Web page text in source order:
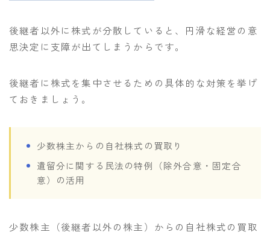
後継者以外に株式が分散していると、円滑な経営の意
思決定に支障が出てしまうからです。
後継者に株式を集中させるための具体的な対策を挙げ
ておきましょう。
少数株主からの自社株式の買取り
遺留分に関する民法の特例（除外合意・固定合
意）の活用
少数株主（後継者以外の株主）からの自社株式の買取